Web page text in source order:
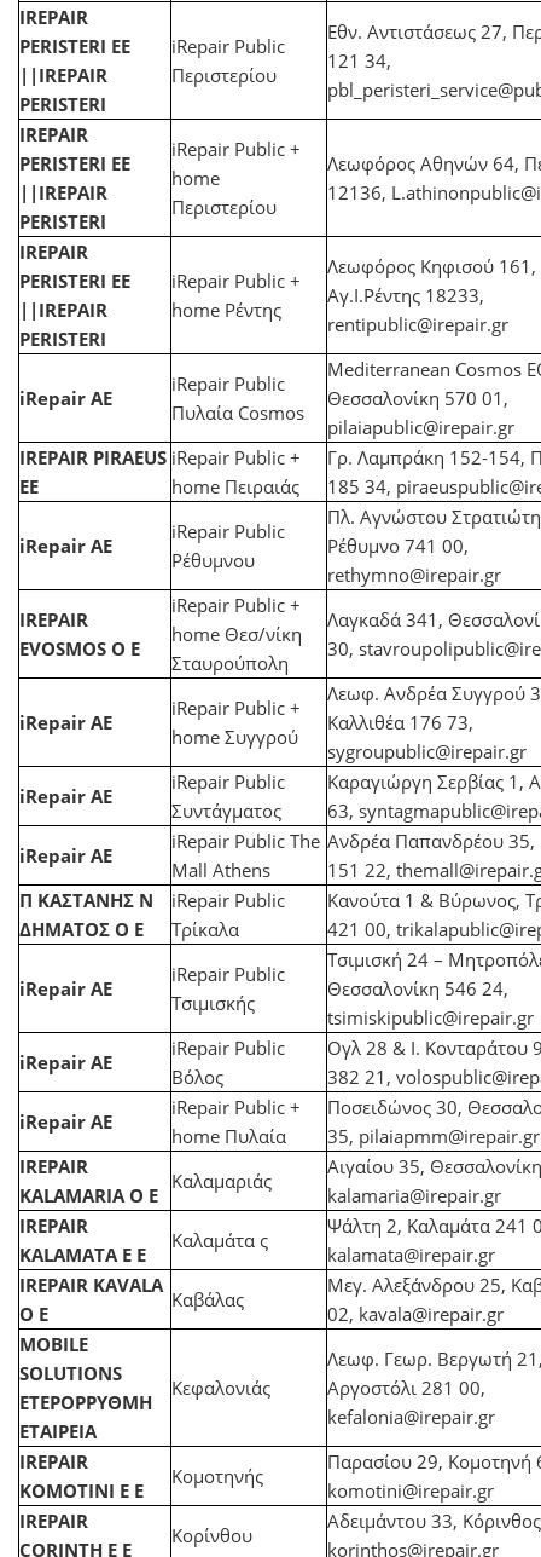
IREPAIR
PERISTERI ΕΕ
||IREPAIR
PERISTERI
iRepair Public
Περιστερίου
Εθν. Αντιστάσεως 27,
121 34,
IREPAIR
PERISTERI ΕΕ
||IREPAIR
PERISTERI
iRepair Public +
home
Περιστερίου
Λεωφόρος Αθηνών 64,
12136,
IREPAIR
PERISTERI ΕΕ
||IREPAIR
PERISTERI
iRepair Public +
home Ρέντης
Λεωφόρος Κηφισού 161,
Αγ.Ι.Ρέντης 18233,
rentipublic@irepair.gr
iRepair AE
iRepair Public
Πυλαία Cosmos
Mediterranean Cosmos
Θεσσαλονίκη 570 01,
pilaiapublic@irepair.gr
IREPAIR PIRAEUS
EE
iRepair Public +
home Πειραιάς
Γρ. Λαμπράκη 152-154,
185 34,
iRepair AE
iRepair Public
Ρέθυμνου
Πλ. Αγνώστου
Ρέθυμνο 741 00,
rethymno@irepair.gr
IREPAIR
EVOSMOS Ο Ε
iRepair Public +
home Θεσ/νίκη
Σταυρούπολη
Λαγκαδά 341,
30,
iRepair AE
iRepair Public +
home Συγγρού
Λεωφ. Ανδρέα Συγγρού
Καλλιθέα 176 73,
sygroupublic@irepair.gr
iRepair AE
iRepair Public
Συντάγματος
Καραγιώργη Σερβίας 1,
63,
iRepair AE
iRepair Public The
Mall Athens
Ανδρέα Παπανδρέου
151 22,
Π ΚΑΣΤΑΝΗΣ Ν
ΔΗΜΑΤΟΣ Ο Ε
iRepair Public
Τρίκαλα
Κανούτα 1 & Βύρωνος,
421 00,
iRepair AE
iRepair Public
Τσιμισκής
Τσιμισκή 24 –
Θεσσαλονίκη 546 24,
tsimiskipublic@irepair.gr
iRepair AE
iRepair Public
Βόλος
Ογλ 28 & Ι. Κονταράτου
382 21,
iRepair AE
iRepair Public +
home Πυλαία
Ποσειδώνος 30,
35, pilaiapmm@irepair.gr
IREPAIR
KALAMARIA Ο Ε
Καλαμαριάς
Αιγαίου 35,
kalamaria@irepair.gr
IREPAIR
KALAMATA E E
Καλαμάτα ς
Ψάλτη 2, Καλαμάτα 241
kalamata@irepair.gr
IREPAIR KAVALA
Ο Ε
Καβάλας
Μεγ. Αλεξάνδρου 25,
02, kavala@irepair.gr
MOBILE
SOLUTIONS
ΕΤΕΡΟΡΡΥΘΜΗ
ΕΤΑΙΡΕΙΑ
Κεφαλονιάς
Λεωφ. Γεωρ. Βεργωτή
Αργοστόλι 281 00,
kefalonia@irepair.gr
IREPAIR
KOMOTINI Ε Ε
Κομοτηνής
Παρασίου 29, Κομοτηνή
komotini@irepair.gr
IREPAIR
CORINTH Ε Ε
Κορίνθου
Αδειμάντου 33,
korinthos@irepair.gr